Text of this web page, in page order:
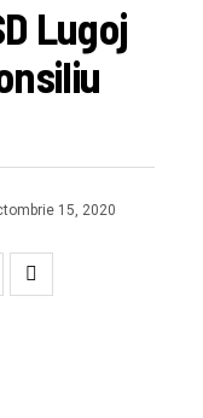
Lugoj
15, 2020